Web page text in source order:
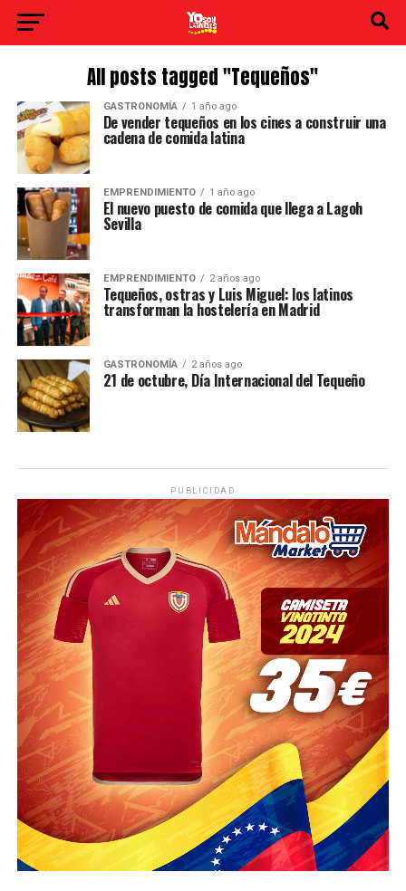
All posts tagged "Tequeños"
GASTRONOMÍA 1 año ago
De vender tequeños en los cines a construir una
cadena de comida latina
EMPRENDIMIENTO 1 año ago
El nuevo puesto de comida que llega a Lagoh
Sevilla
EMPRENDIMIENTO 2 años ago
Tequeños, ostras y Luis Miguel: los latinos
transforman la hostelería en Madrid
GASTRONOMÍA 2 años ago
21 de octubre, Día Internacional del Tequeño
PUBLICIDAD